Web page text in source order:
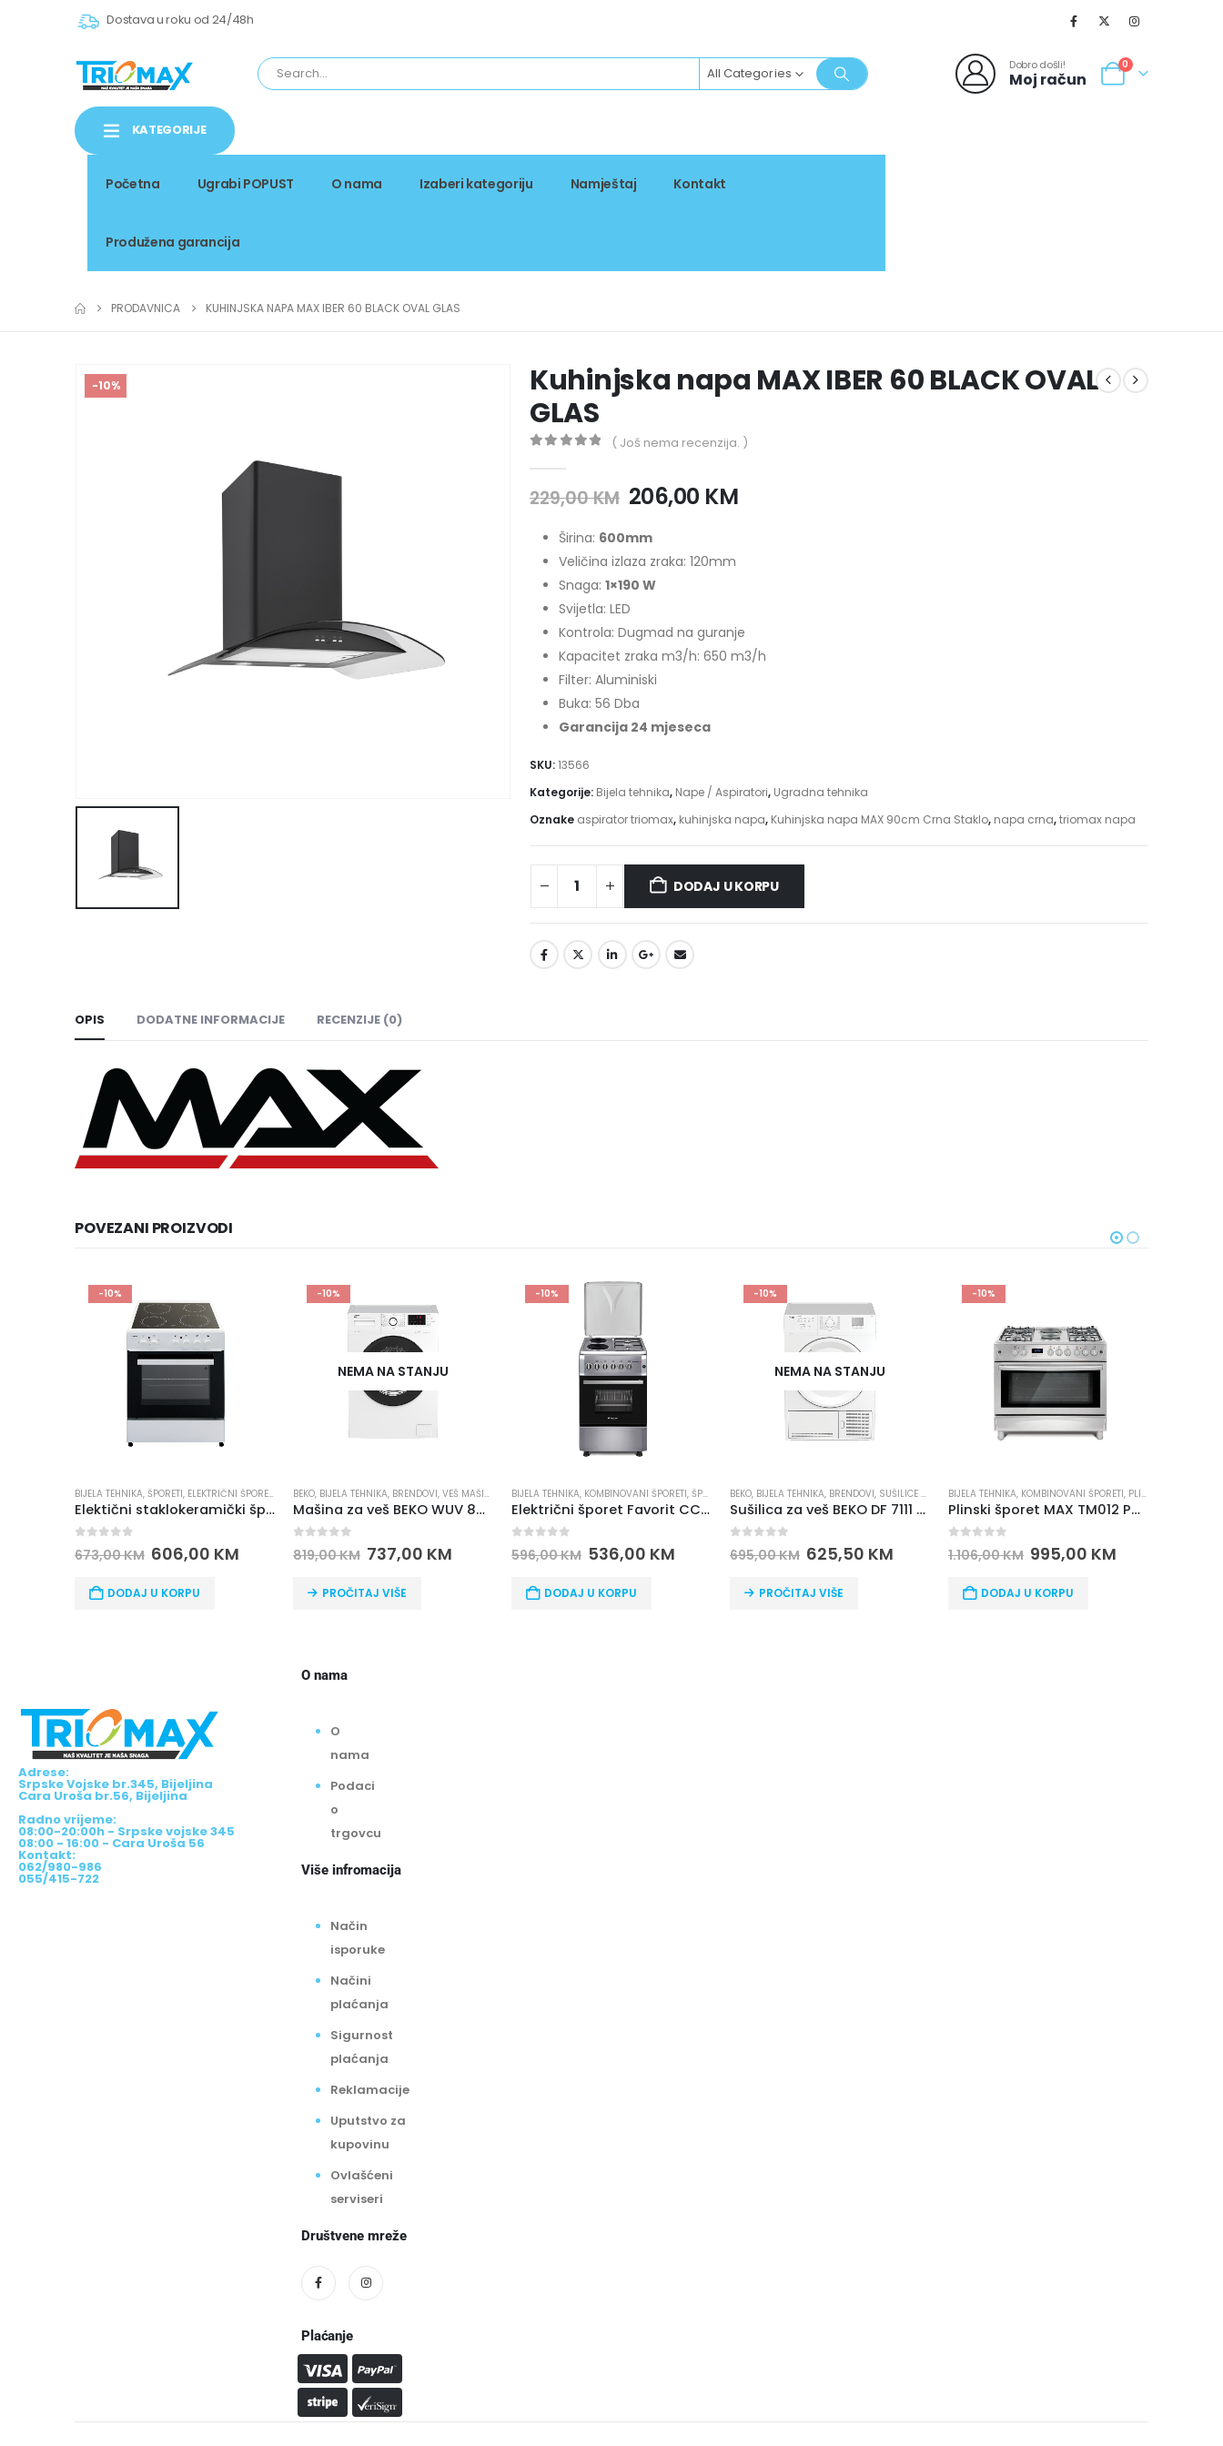
Dostava u roku od 24/48h
All Categories Dobro došli!
Moj račun
0
KATEGORIJE
Početna Ugrabi POPUST O nama Izaberi kategoriju Namještaj Kontakt
Produžena garancija
PRODAVNICA KUHINJSKA NAPA MAX IBER 60 BLACK OVAL GLAS
-10%
Kuhinjska napa MAX IBER 60 BLACK OVAL
GLAS
( Još nema recenzija. )
229,00KM 206,00 KM
Širina: 600mm
Veličina izlaza zraka: 120mm
Snaga: 1×190 W
Svijetla: LED
Kontrola: Dugmad na guranje
Kapacitet zraka m3/h: 650 m3/h
Filter: Aluminiski
Buka: 56 Dba
Garancija 24 mjeseca
SKU:13566
Kategorije: Bijela tehnika, Nape / Aspiratori, Ugradna tehnika
Oznake aspirator triomax, kuhinjska napa, Kuhinjska napa MAX 90cm Crna Staklo, napa crna,triomax napa
DODAJ U KORPU
OPIS DODATNE INFORMACIJE RECENZIJE (0)
POVEZANI PROIZVODI
BIJELA TEHNIKA,ŠPORETI,ELEKTRIČNI ŠPORETI
Elektični staklokeramički šporet MAX 60CM TM6060GKF W
673,00KM 606,00KM
DODAJ U KORPU
NEMA NA STANJU
BEKO BIJELA TEHNIKA,BRENDOVI,VEŠ MAŠINE
Mašina za veš BEKO WUV 8612 XSW
819,00KM 737,00KM
PROČITAJ VIŠE
BIJELA TEHNIKA,KOMBINOVANI ŠPORETI,ŠPORETI
Električni šporet Favorit CC60-22SF
596,00KM 536,00KM
DODAJ U KORPU
NEMA NA STANJU
BEKO BIJELA TEHNIKA,BRENDOVI,SUŠILICE ZA VEŠ
Sušilica za veš BEKO DF 7111 PAW
695,00KM 625,50KM
PROČITAJ VIŠE
BIJELA TEHNIKA,KOMBINOVANI ŠPORETI,PLINSKI ŠPORETI
Plinski šporet MAX TM012 P90X60IN4G4+2E
1.106,00KM 995,00KM
DODAJ U KORPU
BIJELA TEHNIKA
Adrese:
Srpske Vojske br.345, Bijeljina
Cara Uroša br.56, Bijeljina
Radno vrijeme:
08:00-20:00h - Srpske vojske 345
08:00 - 16:00 - Cara Uroša 56
Kontakt:
062/980-986
055/415-722
O nama
O
nama
Podaci
o
trgovcu
Više infromacija
Način
isporuke
Načini
plaćanja
Sigurnost
plaćanja
Reklamacije
Uputstvo za
kupovinu
Ovlašćeni
serviseri
Društvene mreže
Plaćanje